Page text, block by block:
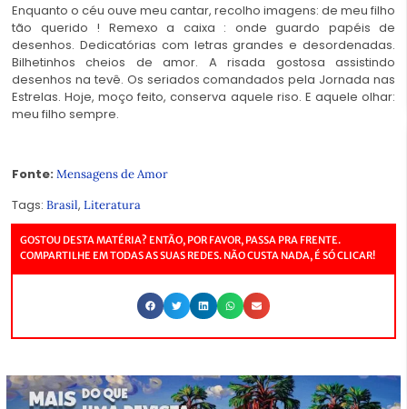
Enquanto o céu ouve meu cantar, recolho imagens: de meu filho
tão querido ! Remexo a caixa : onde guardo papéis de
desenhos. Dedicatórias com letras grandes e desordenadas.
Bilhetinhos cheios de amor. A risada gostosa assistindo
desenhos na tevê. Os seriados comandados pela Jornada nas
Estrelas. Hoje, moço feito, conserva aquele riso. E aquele olhar:
meu filho sempre.
Fonte: Mensagens de Amor
Tags: Brasil, Literatura
GOSTOU DESTA MATÉRIA? ENTÃO, POR FAVOR, PASSA PRA FRENTE.
COMPARTILHE EM TODAS AS SUAS REDES. NÃO CUSTA NADA, É SÓ CLICAR!